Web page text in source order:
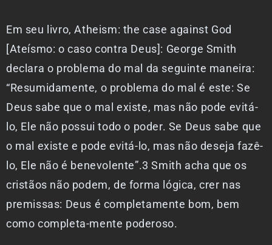
Em seu livro, Atheism: the case against God
[Ateísmo: o caso contra Deus]: George Smith
declara o problema do mal da seguinte maneira:
“Resumidamente, o problema do mal é este: Se
Deus sabe que o mal existe, mas não pode evitá-
lo, Ele não possui todo o poder. Se Deus sabe que
o mal existe e pode evitá-lo, mas não deseja fazê-
lo, Ele não é benevolente”.3 Smith acha que os
cristãos não podem, de forma lógica, crer nas
premissas: Deus é completamente bom, bem
como completa-mente poderoso.